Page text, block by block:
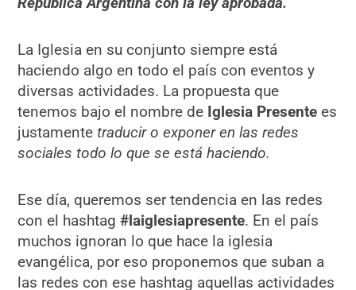
La Iglesia en su conjunto siempre está
haciendo algo en todo el país con eventos y
diversas actividades. La propuesta que
tenemos bajo el nombre de Iglesia Presente es
justamentetraducir o exponer en las redes
sociales todo lo que se está haciendo.
Ese día, queremos ser tendencia en las redes
con el hashtag#laiglesiapresente. En el país
muchos ignoran lo que hace la iglesia
evangélica, por eso proponemos que suban a
las redes con ese hashtag aquellas actividades